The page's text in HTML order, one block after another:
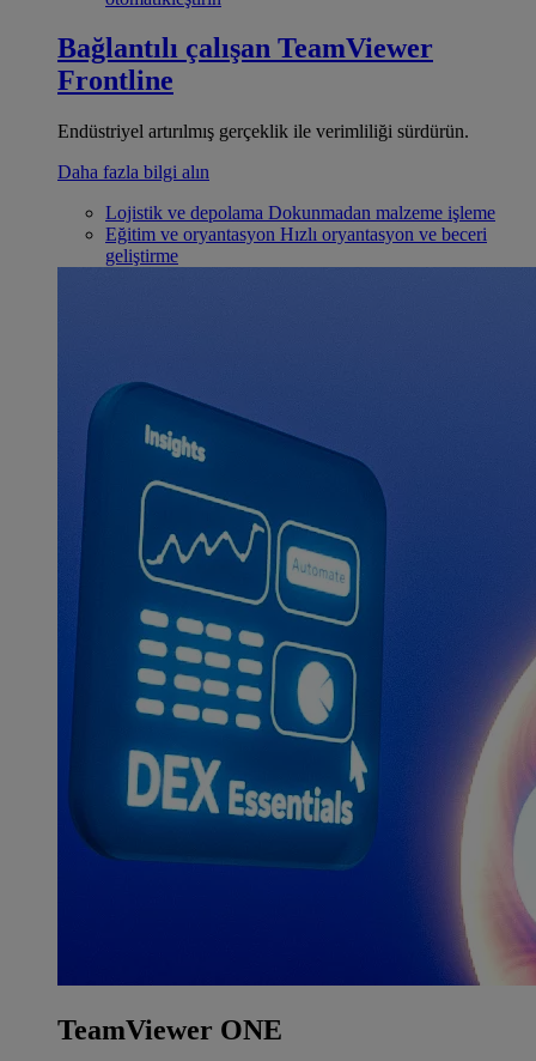
Bağlantılı çalışan TeamViewer
Frontline
Endüstriyel artırılmış gerçeklik ile verimliliği sürdürün.
Daha fazla bilgi alın
Lojistik ve depolama Dokunmadan malzeme işleme
Eğitim ve oryantasyon Hızlı oryantasyon ve beceri
geliştirme
TeamViewer ONE